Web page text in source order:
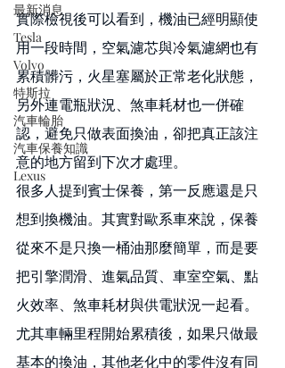
最新消息
Tesla
Volvo
特斯拉
汽車輪胎
汽車保養知識
Lexus
實際檢視後可以看到，機油已經明顯使
用一段時間，空氣濾芯與冷氣濾網也有
累積髒污，火星塞屬於正常老化狀態，
另外連電瓶狀況、煞車耗材也一併確
認，避免只做表面換油，卻把真正該注
意的地方留到下次才處理。
很多人提到賓士保養，第一反應還是只
想到換機油。其實對歐系車來說，保養
從來不是只換一桶油那麼簡單，而是要
把引擎潤滑、進氣品質、車室空氣、點
火效率、煞車耗材與供電狀況一起看。
尤其車輛里程開始累積後，如果只做最
基本的換油，其他老化中的零件沒有同